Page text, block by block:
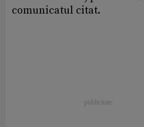
comunicatul citat.